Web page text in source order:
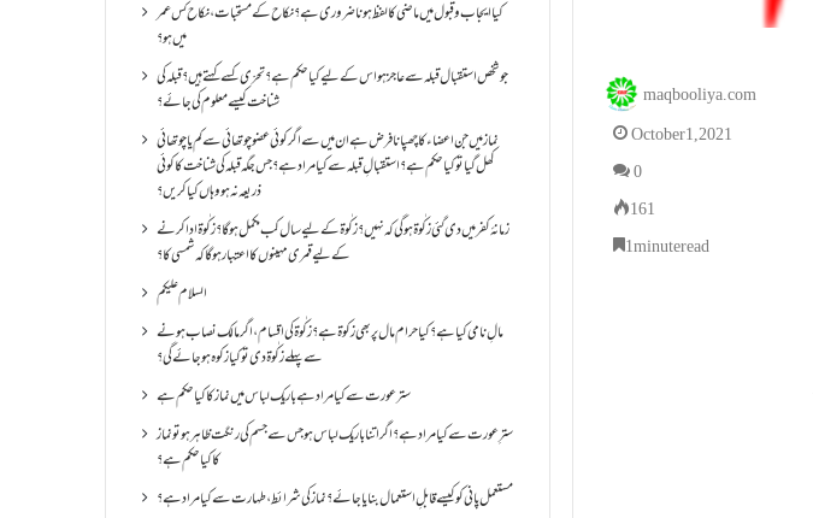
maqbooliya.com
October 1, 2021
0
161
1 minute read
کیا ایجاب و قبول میں ماضی کا لفظ ہونا ضروری ہے؟ نکاح کے مستحبات، نکاح کس عمر
میں ہو؟
جو شخص استقبال قبلہ سے عاجز ہو اس کے لیے کیا حکم ہے؟ تحرّی کسے کہتے ہیں؟ قبلہ کی
شناخت کیسے معلوم کی جائے؟
نماز میں جن اعضاء کا چھپانا فرض ہے ان میں سے اگر کوئی عضو چوتھائی سے کم یا چوتھائی
کھل گیا تو کیا حکم ہے؟استقبالِ قبلہ سے کیا مراد ہے؟جس جگہ قبلہ کی شناخت کا کوئی
ذریعہ نہ ہو وہاں کیا کریں؟
زمانۂ کفر میں دی گئی زکٰوۃ ہو گی کہ نہیں؟زکٰوۃ کے لیے سال کب مکمل ہو گا؟زکٰوۃ ادا کرنے
کے لیے قمری مہینوں کا اعتبار ہو گا کہ شمسی کا؟
السلام علیکم
مالِ نامی کیا ہے؟ کیا حرام مال پر بھی زکوۃ ہے؟ زکٰوۃ کی اقسام ،اگر مالک نصاب ہونے
سے پہلے زکٰوۃ دی تو کیا زکوه ہو جائےگی؟
ستر عورت سے کیا مراد ہے باریک لباس میں نماز کا کیا حکم ہے
سترِ عورت سے کیا مراد ہے؟اگر اتنا باریک لباس ہو جس سے جسم کی رنگت ظاہر ہو تو نماز
کا کیا حکم ہے؟
مستعمل پانی کو کیسے قابلِ استعمال بنایا جائے؟ نماز کی شرائط ،طہارت سے کیا مراد ہے؟